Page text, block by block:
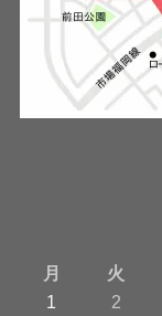
月
火
1
2